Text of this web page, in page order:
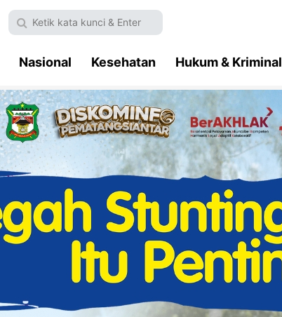
Nasional Kesehatan Hukum & Kriminal